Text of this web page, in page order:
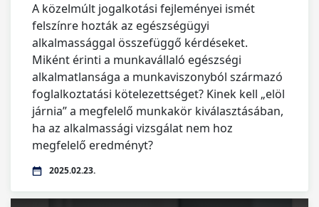
A közelmúlt jogalkotási fejleményei ismét
felszínre hozták az egészségügyi
alkalmassággal összefüggő kérdéseket.
Miként érinti a munkavállaló egészségi
alkalmatlansága a munkaviszonyból származó
foglalkoztatási kötelezettséget? Kinek kell „elöl
járnia” a megfelelő munkakör kiválasztásában,
ha az alkalmassági vizsgálat nem hoz
megfelelő eredményt?
2025.02.23.